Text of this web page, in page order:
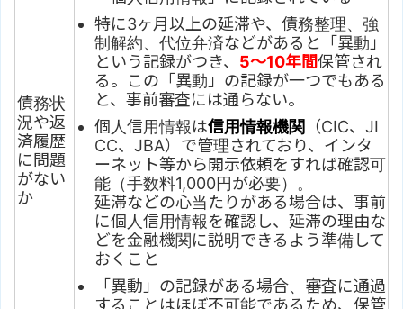
債務状
況や返
済履歴
に問題
がない
か
特に3ヶ月以上の延滞や、債務整理、強
制解約、代位弁済などがあると「異動」
という記録がつき、 5～10年間保管され
る。この「異動」の記録が一つでもある
と、事前審査には通らない。
個人信用情報は信用情報機関 （CIC、JI
CC、JBA）で管理されており、インタ
ーネット等から開示依頼をすれば確認可
能（手数料1,000円が必要）。
延滞などの心当たりがある場合は、事前
に個人信用情報を確認し、延滞の理由な
どを金融機関に説明できるよう準備して
おくこと
「異動」の記録がある場合、審査に通過
することはほぼ不可能であるため、保管